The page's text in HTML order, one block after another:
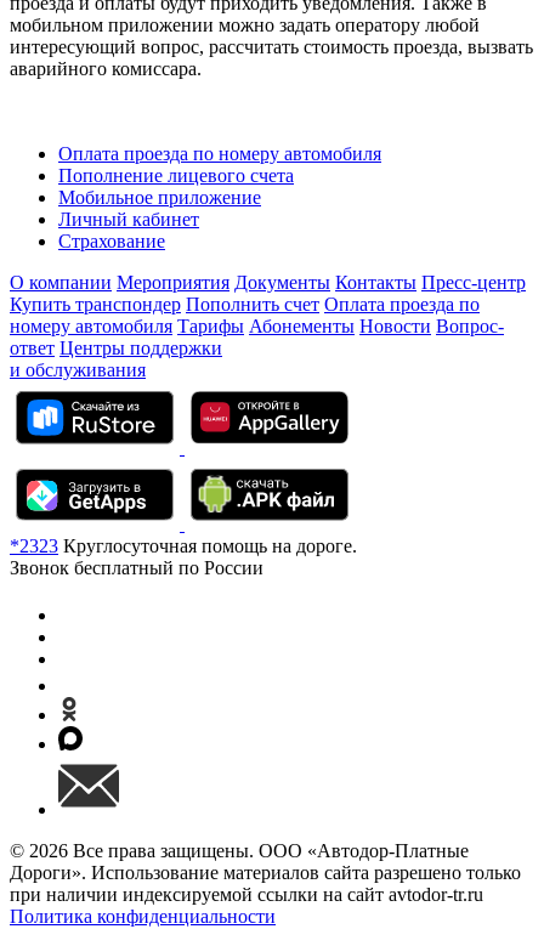
мобильном приложении можно задать оператору любой
интересующий вопрос, рассчитать стоимость проезда, вызвать
аварийного комиссара.
Оплата проезда по номеру автомобиля
Пополнение лицевого счета
Мобильное приложение
Личный кабинет
Страхование
О компании Мероприятия Документы Контакты Пресс-центр
Купить транспондер Пополнить счет Оплата проезда по
номеру автомобиля Тарифы Абонементы Новости Вопрос-
ответ Центры поддержки
и обслуживания
*2323 Круглосуточная помощь на дороге.
Звонок бесплатный по России
© 2026 Все права защищены. ООО «Автодор-Платные
Дороги». Использование материалов сайта разрешено только
при наличии индексируемой ссылки на сайт avtodor-tr.ru
Политика конфиденциальности